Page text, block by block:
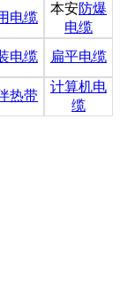
电缆
本安防爆
电缆
电缆
扁平电缆
热带
计算机电
缆